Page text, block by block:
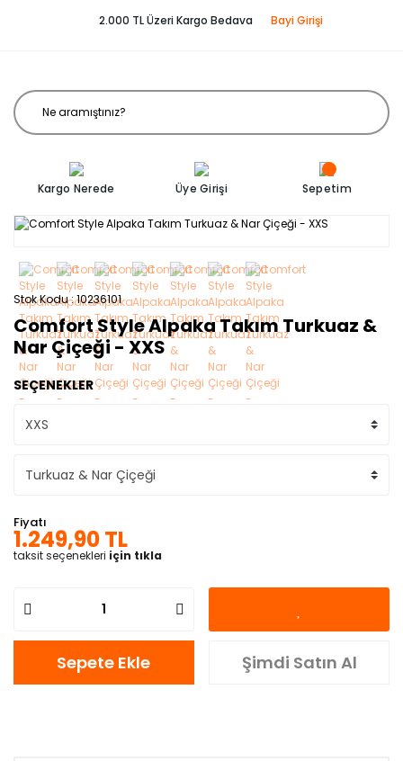
2.000 TL Üzeri Kargo Bedava Bayi Girişi
Kargo Nerede Üye Girişi Sepetim
Stok Kodu 10236101
Comfort Style Alpaka Takım Turkuaz &
Nar Çiçeği - XXS
SEÇENEKLER
Fiyatı
1.249,90 TL
taksit seçenekleri için tıkla
Sepete Ekle Şimdi Satın Al